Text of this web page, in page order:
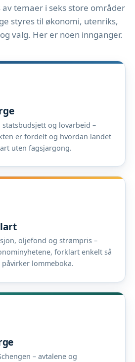
temaer i seks store områder
styres til økonomi, utenriks,
valg. Her er noen innganger.
og lovarbeid –
er fordelt og hvordan landet
uten fagsjargong.
oljefond og strømpris –
forklart enkelt så
lommeboka.
– avtalene og